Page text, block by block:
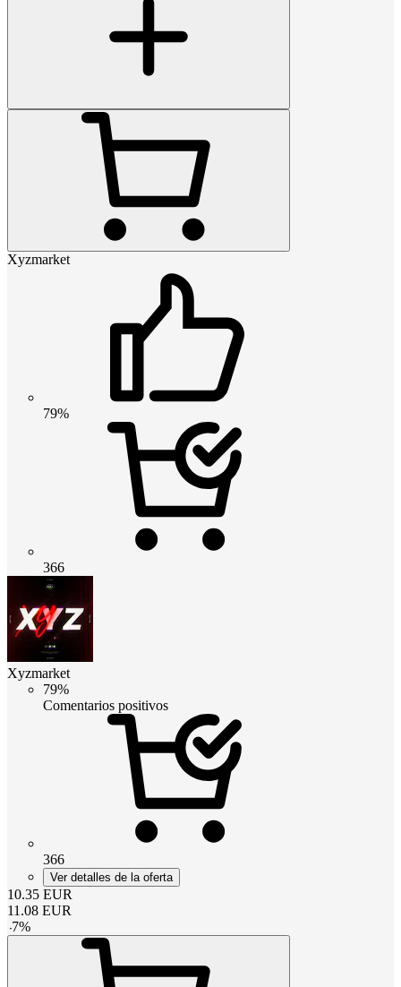
Xyzmarket
79%
366
Xyzmarket
79%
Comentarios positivos
366
Ver detalles de la oferta
10.35 EUR
11.08 EUR
-7%